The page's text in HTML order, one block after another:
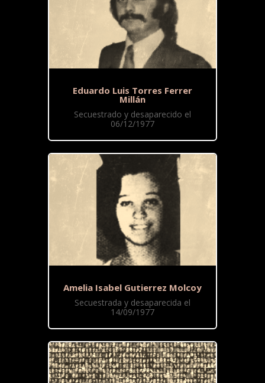
Eduardo Luis Torres Ferrer
Millán
Secuestrado y desaparecido el
06/12/1977
Amelia Isabel Gutierrez Molcoy
Secuestrada y desaparecida el
14/09/1977